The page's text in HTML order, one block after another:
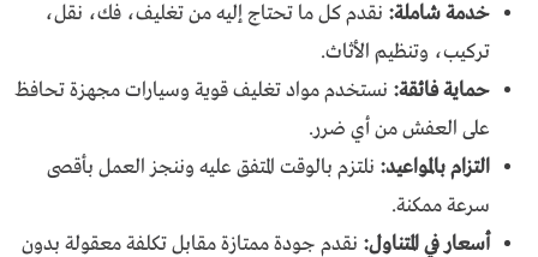
خدمة شاملة: نقدم كل ما تحتاج إليه من تغليف، فك، نقل،
تركيب، وتنظيم الأثاث.
حماية فائقة: نستخدم مواد تغليف قوية وسيارات مجهزة تحافظ
على العفش من أي ضرر.
التزام بالمواعيد: نلتزم بالوقت المتفق عليه وننجز العمل بأقصى
سرعة ممكنة.
أسعار في المتناول: نقدم جودة ممتازة مقابل تكلفة معقولة بدون